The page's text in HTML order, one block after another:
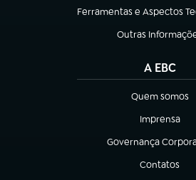
Ferramentas e Aspectos
(abre em nova aba)
Outras
(abre em nova
A EBC
Quem somos
(abre em nova
Imprensa
(abre em
Governança
(abre em nova aba)
Contatos
(abre em